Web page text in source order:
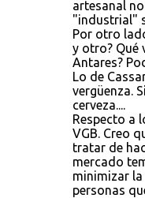
artesanal
"industrial"
Por otro
y otro? Qué
Antares?
Lo de
vergüenza.
cerveza....
Respecto a
VGB. Creo
tratar de
mercado
minimizar
personas